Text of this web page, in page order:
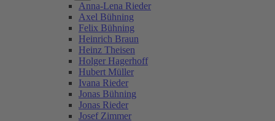
Anna-Lena Rieder
Axel Bühning
Felix Bühning
Heinrich Braun
Heinz Theisen
Holger Hagerhoff
Hubert Müller
Ivana Rieder
Jonas Bühning
Jonas Rieder
Josef Zimmer